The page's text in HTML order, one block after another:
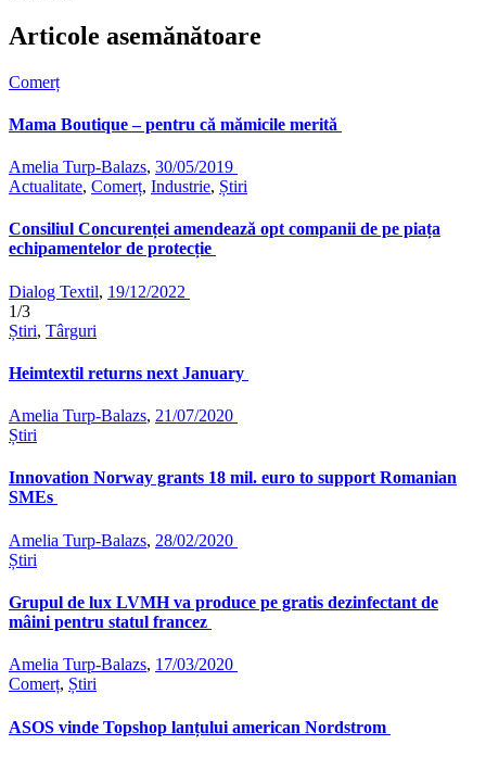
Articole asemănătoare
Comerț
Mama Boutique – pentru că mămicile merită
Amelia Turp-Balazs, 30/05/2019
Actualitate, Comerț, Industrie, Știri
Consiliul Concurenței amendează opt companii de pe piața
echipamentelor de protecție
Dialog Textil, 19/12/2022
1/3
Știri, Târguri
Heimtextil returns next January
Amelia Turp-Balazs, 21/07/2020
Știri
Innovation Norway grants 18 mil. euro to support Romanian
SMEs
Amelia Turp-Balazs, 28/02/2020
Știri
Grupul de lux LVMH va produce pe gratis dezinfectant de
mâini pentru statul francez
Amelia Turp-Balazs, 17/03/2020
Comerț, Știri
ASOS vinde Topshop lanțului american Nordstrom